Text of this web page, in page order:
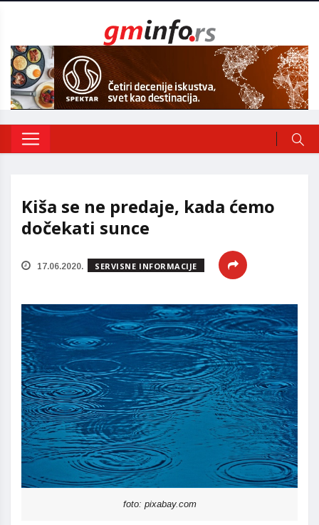
Kiša se ne predaje, kada ćemo
dočekati sunce
17.06.2020. SERVISNE INFORMACIJE
foto: pixabay.com